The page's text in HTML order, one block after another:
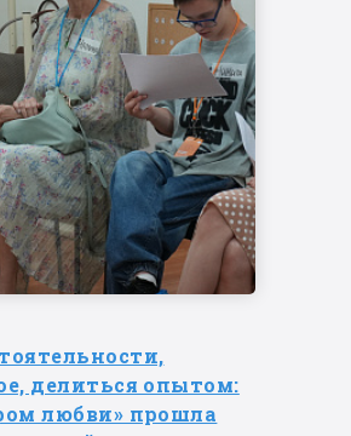
делиться опытом:
любви» прошла